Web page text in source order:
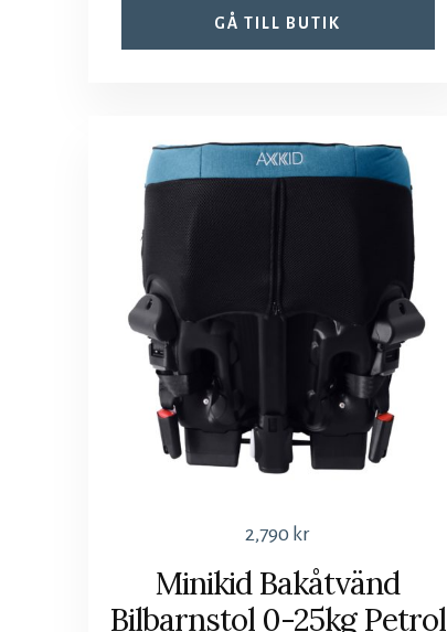
GÅ TILL BUTIK
2,790 kr
Minikid Bakåtvänd
Bilbarnstol 0-25kg Petrol